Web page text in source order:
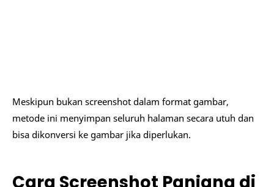
Meskipun bukan screenshot dalam format gambar,
metode ini menyimpan seluruh halaman secara utuh dan
bisa dikonversi ke gambar jika diperlukan.